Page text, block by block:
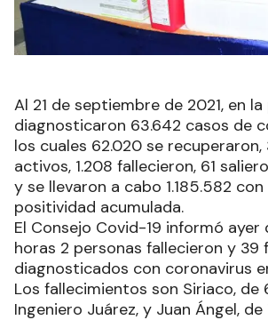
Al 21 de septiembre de 2021, en
diagnosticaron 63.642 casos de
los cuales 62.020 se
activos, 1.208 fallecieron, 61
y se llevaron a cabo 1.185.582
positividad acumulada.
El Consejo Covid-19 informó ayer
horas 2 personas fallecieron y 39
diagnosticados con coronavirus
Los fallecimientos son Siriaco, de
Ingeniero Juárez, y Juan Ángel,